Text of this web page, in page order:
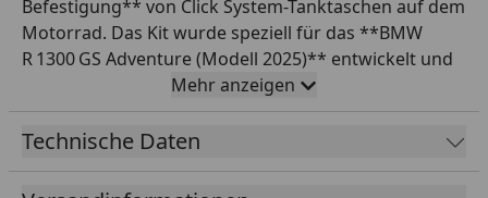
Befestigung** von Click System-Tanktaschen auf dem
Motorrad. Das Kit wurde speziell für das **BMW
R 1300 GS Adventure (Modell 2025)** entwickelt und
garantiert **perfekte Integration** in Form und
Funktion :contentReference[oaicite:1]{index=1}. Mit
dem patentierten Click-System genießen Sie
der Tasche per Knopfdruck
Mehr anzeigen
Technische Daten